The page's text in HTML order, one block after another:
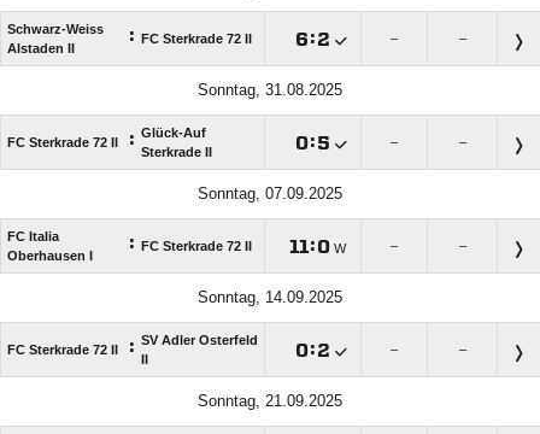
Schwarz-Weiss
Alstaden II
: FC Sterkrade 72 II : – –
Sonntag, 31.08.2025
FC Sterkrade 72 II : Glück-Auf
Sterkrade II
: – –
Sonntag, 07.09.2025
FC Italia
Oberhausen I
: FC Sterkrade 72 II : W – –
Sonntag, 14.09.2025
FC Sterkrade 72 II : SV Adler Osterfeld
: – –
Sonntag, 21.09.2025